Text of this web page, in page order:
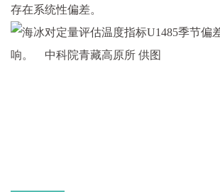
存在系统性偏差。